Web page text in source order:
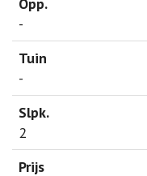
-
-
2